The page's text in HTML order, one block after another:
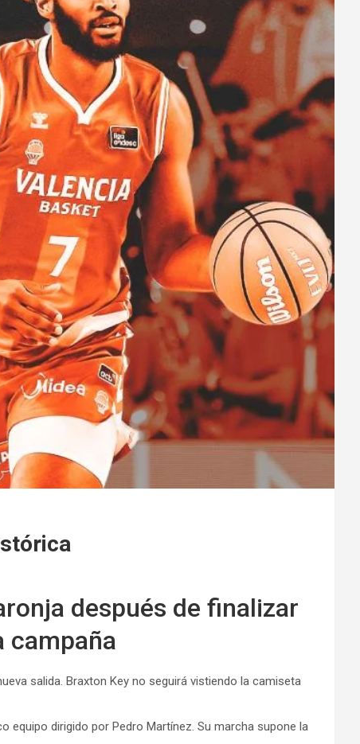
después de finalizar
campaña
salida. Braxton Key no seguirá vistiendo la camiseta
equipo dirigido por Pedro Martínez. Su marcha supone la